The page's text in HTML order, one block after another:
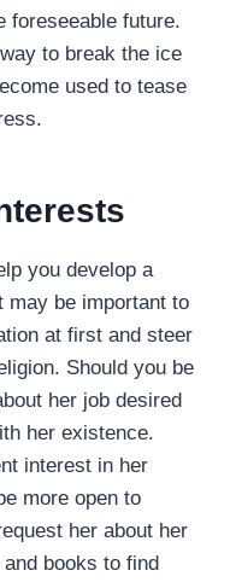
foreseeable future.
to break the ice
used to tease
you develop a
may be important to
at first and steer
Should you be
her job desired
her existence.
interest in her
more open to
her about her
books to find